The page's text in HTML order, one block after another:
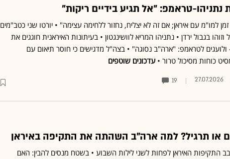
נתניהו-טראמפ: "אל תגיע בידיים ריקות"
למו"מ עם איראן; אם זה לא יצליח, נחזור ללחימה עצימה" • יורטו שני כטב"מים
בגבול ירדן • נתניהו המריא לוושינגטון • בעיתונות האיראנית חוגגים את
לטראמפ: "ארה"ב נסוגה" • בצה"ל מדגישים כי חוסר תיאום עם
כוחות מסיכול טרור • עדכונים שוטפים
27.07.2026
19
או תרגיל? למה ארה"ב השהתה את התקיפה באיראן
התקיפות האיראן לפחות לשני לילות השבוע • בשטח מנסים להבין: האם